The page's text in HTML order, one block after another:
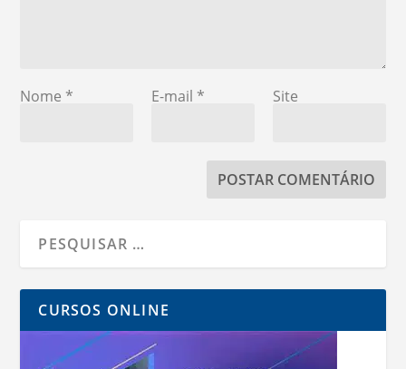
Nome * E-mail * Site
CURSOS ONLINE